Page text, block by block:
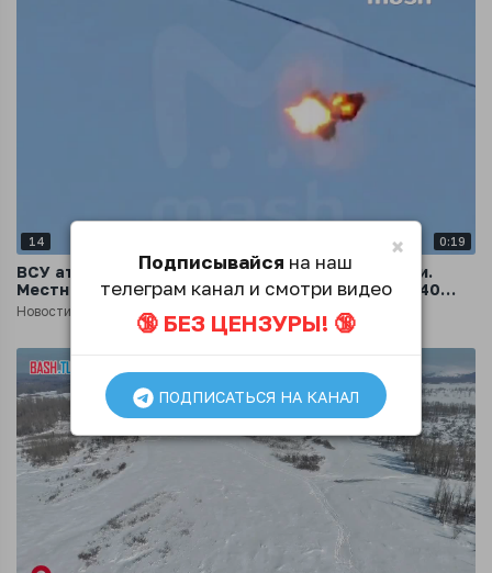
14 0:19
ВСУ атаковали Железногорск в Курской области.
Местные жители говорят, что слышали больше 40
взрывов - работает ПВО
Новости 1 год назад
×
Подписывайся на наш
телеграм канал и смотри видео
🔞 БЕЗ ЦЕНЗУРЫ! 🔞
ПОДПИСАТЬСЯ НА КАНАЛ